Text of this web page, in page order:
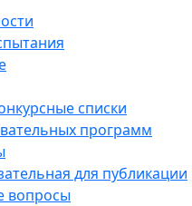
списки
программ
для публикации
вопросы